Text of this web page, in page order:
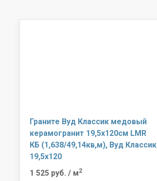
Граните Вуд Классик медовый
керамогранит 19,5х120см LMR
КБ (1,638/49,14кв,м), Вуд Классик
19,5х120
1 525 руб. / м2